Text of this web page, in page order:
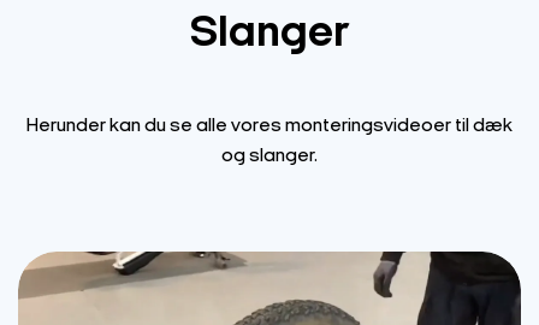
Slanger
Herunder kan du se alle vores monteringsvideoer til dæk
og slanger.